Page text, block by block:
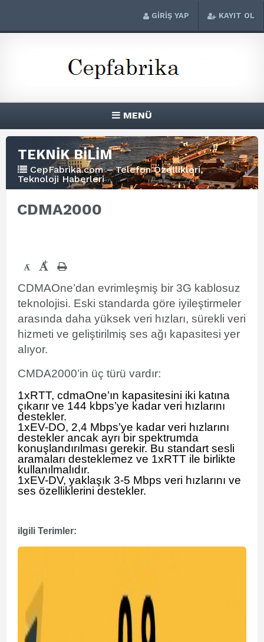
GİRİŞ YAP KAYIT OL
MENÜ
TEKNİK BİLİM
CepFabrika.com – Telefon Özellikleri,
Teknoloji Haberleri
CDMA2000
- +
CDMAOne’dan evrimleşmiş bir 3G kablosuz
teknolojisi. Eski standarda göre iyileştirmeler
arasında daha yüksek veri hızları, sürekli veri
hizmeti ve geliştirilmiş ses ağı kapasitesi yer
alıyor.
CMDA2000’in üç türü vardır:
1xRTT, cdmaOne’ın kapasitesini iki katına
çıkarır ve 144 kbps’ye kadar veri hızlarını
destekler.
1xEV-DO, 2,4 Mbps’ye kadar veri hızlarını
destekler ancak ayrı bir spektrumda
konuşlandırılması gerekir. Bu standart sesli
aramaları desteklemez ve 1xRTT ile birlikte
kullanılmalıdır.
1xEV-DV, yaklaşık 3-5 Mbps veri hızlarını ve
ses özelliklerini destekler.
ilgili Terimler: